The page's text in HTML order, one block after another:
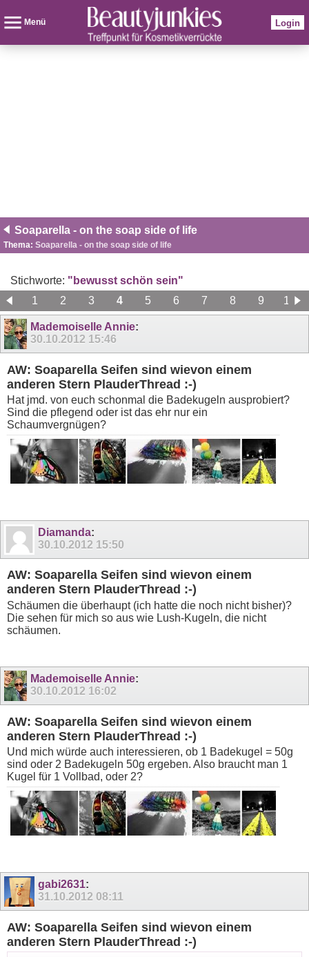
Menü Login
Soaparella - on the soap side of life
Thema: Soaparella - on the soap side of life
Stichworte: "bewusst schön sein"
1
2 3 4 5 6 7 8 9
10
11
12 13 14
Mademoiselle Annie:
30.10.2012 15:46
AW: Soaparella Seifen sind wievon einem
anderen Stern PlauderThread :-)
Hat jmd. von euch schonmal die Badekugeln ausprobiert?
Sind die pflegend oder ist das ehr nur ein
Schaumvergnügen?
Diamanda:
30.10.2012 15:50
AW: Soaparella Seifen sind wievon einem
anderen Stern PlauderThread :-)
Schäumen die überhaupt (ich hatte die noch nicht bisher)?
Die sehen für mich so aus wie Lush-Kugeln, die nicht
schäumen.
Mademoiselle Annie:
30.10.2012 16:02
AW: Soaparella Seifen sind wievon einem
anderen Stern PlauderThread :-)
Und mich würde auch interessieren, ob 1 Badekugel = 50g
sind oder 2 Badekugeln 50g ergeben. Also braucht man 1
Kugel für 1 Vollbad, oder 2?
gabi2631:
31.10.2012 08:11
AW: Soaparella Seifen sind wievon einem
anderen Stern PlauderThread :-)